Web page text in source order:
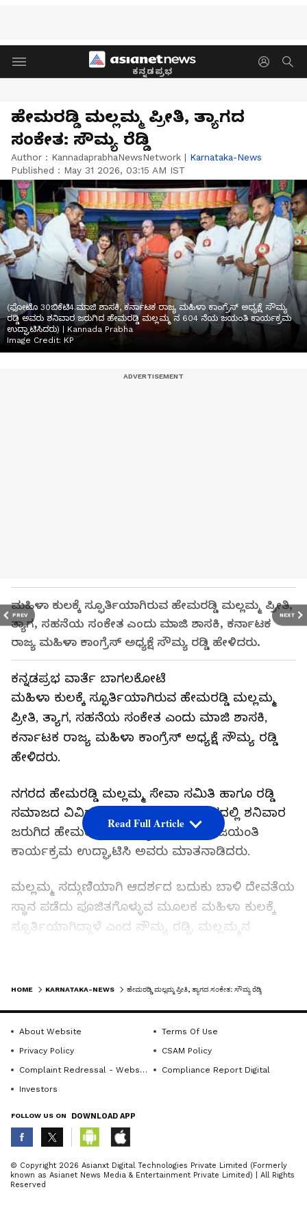
ಕನ್ನಡಪ್ರಭ
PREV NEXT
ಹೇಮರಡ್ಡಿ ಮಲ್ಲಮ್ಮ ಪ್ರೀತಿ, ತ್ಯಾಗದ
ಸಂಕೇತ: ಸೌಮ್ಯ ರೆಡ್ಡಿ
Author : KannadaprabhaNewsNetwork | Karnataka-News
Published : May 31 2026, 03:15 AM IST
(ಫೋಟೊ 30ಬಿಕೆಟಿ4.ಮಾಜಿ ಶಾಸಕಿ, ಕರ್ನಾಟಕ ರಾಜ್ಯ ಮಹಿಳಾ ಕಾಂಗ್ರೆಸ್ ಅಧ್ಯಕ್ಷೆ ಸೌಮ್ಯ
ರಡ್ಡಿ ಅವರು ಶನಿವಾರ ಜರುಗಿದ ಹೇಮರಡ್ಡಿ ಮಲ್ಲಮ್ಮ ನ 604 ನೆಯ ಜಯಂತಿ ಕಾರ್ಯಕ್ರಮ
ಉದ್ಘಾಟಿಸಿದರು) | Kannada Prabha
Image Credit: KP
ಮಹಿಳಾ ಕುಲಕ್ಕೆ ಸ್ಫೂರ್ತಿಯಾಗಿರುವ ಹೇಮರಡ್ಡಿ ಮಲ್ಲಮ್ಮ ಪ್ರೀತಿ,
ತ್ಯಾಗ, ಸಹನೆಯ ಸಂಕೇತ ಎಂದು ಮಾಜಿ ಶಾಸಕಿ, ಕರ್ನಾಟಕ
ರಾಜ್ಯ ಮಹಿಳಾ ಕಾಂಗ್ರೆಸ್ ಅಧ್ಯಕ್ಷೆ ಸೌಮ್ಯ ರಡ್ಡಿ ಹೇಳಿದರು.
ಕನ್ನಡಪ್ರಭ ವಾರ್ತೆ ಬಾಗಲಕೋಟೆ
ಮಹಿಳಾ ಕುಲಕ್ಕೆ ಸ್ಫೂರ್ತಿಯಾಗಿರುವ ಹೇಮರಡ್ಡಿ ಮಲ್ಲಮ್ಮ
ಪ್ರೀತಿ, ತ್ಯಾಗ, ಸಹನೆಯ ಸಂಕೇತ ಎಂದು ಮಾಜಿ ಶಾಸಕಿ,
ಕರ್ನಾಟಕ ರಾಜ್ಯ ಮಹಿಳಾ ಕಾಂಗ್ರೆಸ್ ಅಧ್ಯಕ್ಷೆ ಸೌಮ್ಯ ರಡ್ಡಿ
ಹೇಳಿದರು.
ನಗರದ ಹೇಮರಡ್ಡಿ ಮಲ್ಲಮ್ಮ ಸೇವಾ ಸಮಿತಿ ಹಾಗೂ ರಡ್ಡಿ
ಸಮಾಜದ ವಿವಿಧ ಸಂಘಟನೆಗಳ ಸಹಯೋಗದಲ್ಲಿ ಶನಿವಾರ
ಜರುಗಿದ ಹೇಮರಡ್ಡಿ ಮಲ್ಲಮ್ಮ ನ 604ನೆಯ ಜಯಂತಿ
ಕಾರ್ಯಕ್ರಮ ಉದ್ಘಾಟಿಸಿ ಅವರು ಮಾತನಾಡಿದರು.
ಮಲ್ಲಮ್ಮ ಸದ್ಗುಣಿಯಾಗಿ ಆದರ್ಶದ ಬದುಕು ಬಾಳಿ ದೇವತೆಯ
ಸ್ಥಾನ ಪಡೆದು ಪೂಜಿತಗೊಳ್ಳುವ ಮೂಲಕ ಮಹಿಳಾ ಕುಲಕ್ಕೆ
ಸ್ಫೂರ್ತಿಯಾಗಿದ್ದಾಳೆ ಎಂದ ಸೌಮ್ಯ ರಡ್ಡಿ, ಮಲ್ಲಮ್ಮನ
ರಾಜ್ಯಸಭಾ ಸದಸ್ಯ ನಾರಾಯಣಸಾ ಭಾಂಡಗೆ ಹಾಗೂ
ಪ್ರೀತಿ, ಸಹಕಾರದ ಸಾಕಾರಮೂರ್ತಿಎನಿಸಿಕೊಂಡಿದ್ದ
ಹೇಮರಡ್ಡಿ ಮಲ್ಲಮ್ಮ ಮಹಿಳಾ ಕುಲದ ದಿಕ್ಸೂಚಿ ಆಗಿದ್ದಾಳೆ
Read Full Article
ABOUT THE AUTHOR
K KannadaprabhaNewsNetwork
HOME KARNATAKA-NEWS ಹೇಮರಡ್ಡಿ ಮಲ್ಲಮ್ಮ ಪ್ರೀತಿ, ತ್ಯಾಗದ ಸಂಕೇತ: ಸೌಮ್ಯ ರೆಡ್ಡಿ
About Website
Terms Of Use
Privacy Policy
CSAM Policy
Complaint Redressal - Website
Compliance Report Digital
Investors
FOLLOW US ON DOWNLOAD APP
© Copyright 2026 Asianxt Digital Technologies Private Limited (Formerly
known as Asianet News Media & Entertainment Private Limited) | All Rights
Reserved